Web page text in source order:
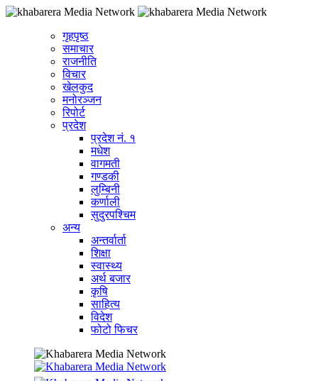
गृहपृष्ठ
समाचार
राजनीति
विचार
खेलकुद
मनोरञ्जन
रिपोर्ट
प्रदेश
प्रदेश नं. १
मधेश
वागमती
गण्डकी
लुम्बिनी
कर्णाली
सुदुरपश्चिम
अन्य
अन्तर्वार्ता
शिक्षा
स्वास्थ्य
अर्थ बजार
कृषि
साहित्य
विदेश
फोटो फिचर